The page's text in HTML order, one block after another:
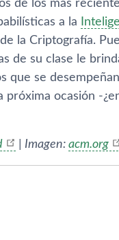
de los más
a la
la Criptografí­a.
de su clase le
que se
ocasión -
| Imagen: acm.org